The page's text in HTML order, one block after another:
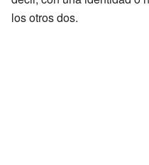
los otros dos.